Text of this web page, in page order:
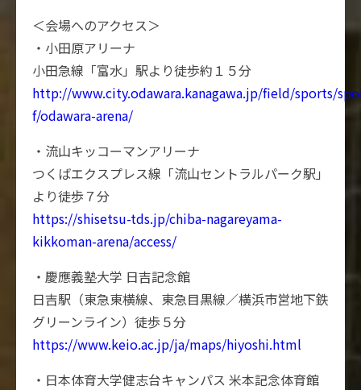
＜会場へのアクセス＞
・小田原アリーナ
小田急線「富水」駅より徒歩約１５分
http://www.city.odawara.kanagawa.jp/field/sports/
f/odawara-arena/
・流山キッコーマンアリーナ
つくばエクスプレス線「流山セントラルパーク駅」
より徒歩７分
https://shisetsu-tds.jp/chiba-nagareyama-
kikkoman-arena/access/
・慶應義塾大学 日吉記念館
日吉駅（東急東横線、東急目黒線／横浜市営地下鉄
グリーンライン）徒歩５分
https://www.keio.ac.jp/ja/maps/hiyoshi.html
・日本体育大学健志台キャンパス 米本記念体育館